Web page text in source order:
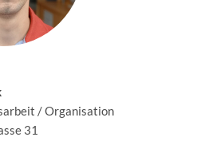
/ Organisation
31